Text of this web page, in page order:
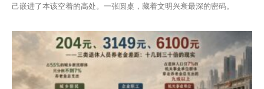
己嵌进了本该空着的高处。一张圆桌，藏着文明兴衰最深的密码。